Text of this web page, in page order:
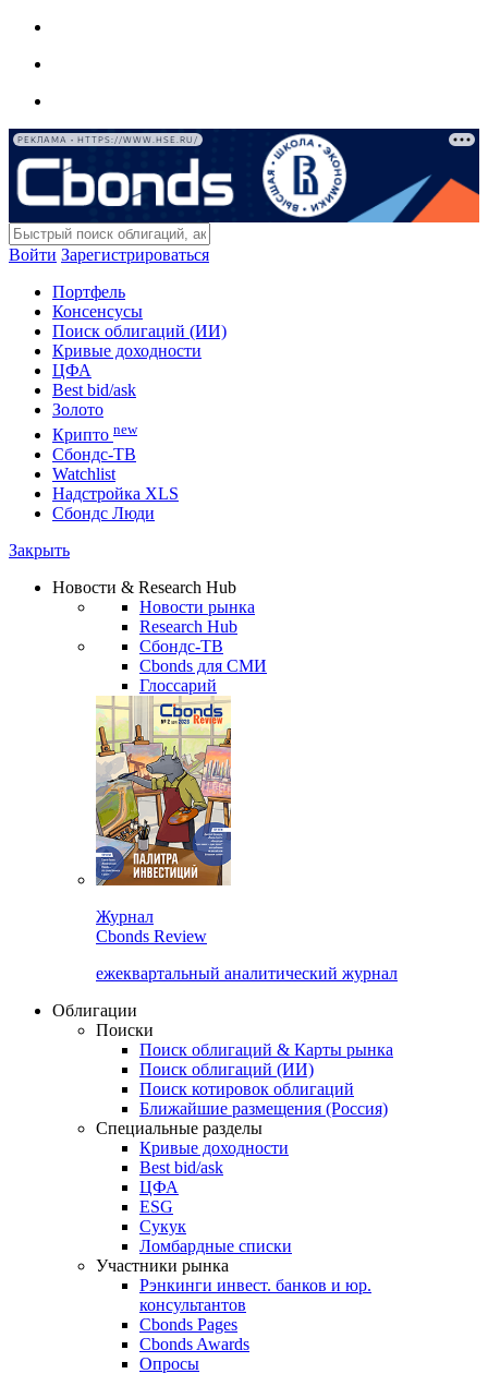
РЕКЛАМА • HTTPS://WWW.HSE.RU/
Войти Зарегистрироваться
Портфель
Консенсусы
Поиск облигаций (ИИ)
Кривые доходности
ЦФА
Best bid/ask
Золото
Крипто new
Сбондс-ТВ
Watchlist
Надстройка XLS
Сбондс Люди
Закрыть
Новости & Research Hub
Новости рынка
Research Hub
Сбондс-ТВ
Cbonds для СМИ
Глоссарий
Журнал
Cbonds Review
ежеквартальный аналитический журнал
Облигации
Поиски
Поиск облигаций & Карты рынка
Поиск облигаций (ИИ)
Поиск котировок облигаций
Ближайшие размещения (Россия)
Специальные разделы
Кривые доходности
Best bid/ask
ЦФА
ESG
Сукук
Ломбардные списки
Участники рынка
Рэнкинги инвест. банков и юр.
консультантов
Cbonds Pages
Cbonds Awards
Опросы